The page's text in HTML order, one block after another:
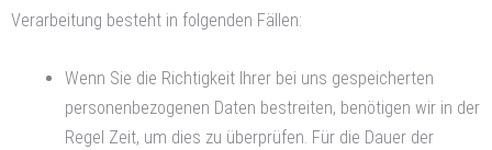
Verarbeitung besteht in folgenden Fällen:
Wenn Sie die Richtigkeit Ihrer bei uns gespeicherten
personenbezogenen Daten bestreiten, benötigen wir in der
Regel Zeit, um dies zu überprüfen. Für die Dauer der